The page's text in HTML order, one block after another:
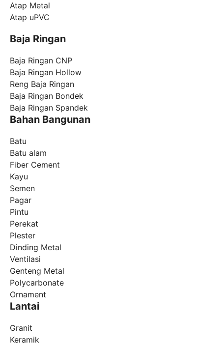
Atap Metal
Atap uPVC
Baja Ringan
Baja Ringan CNP
Baja Ringan Hollow
Reng Baja Ringan
Baja Ringan Bondek
Baja Ringan Spandek
Bahan Bangunan
Batu
Batu alam
Fiber Cement
Kayu
Semen
Pagar
Pintu
Perekat
Plester
Dinding Metal
Ventilasi
Genteng Metal
Polycarbonate
Ornament
Lantai
Granit
Keramik